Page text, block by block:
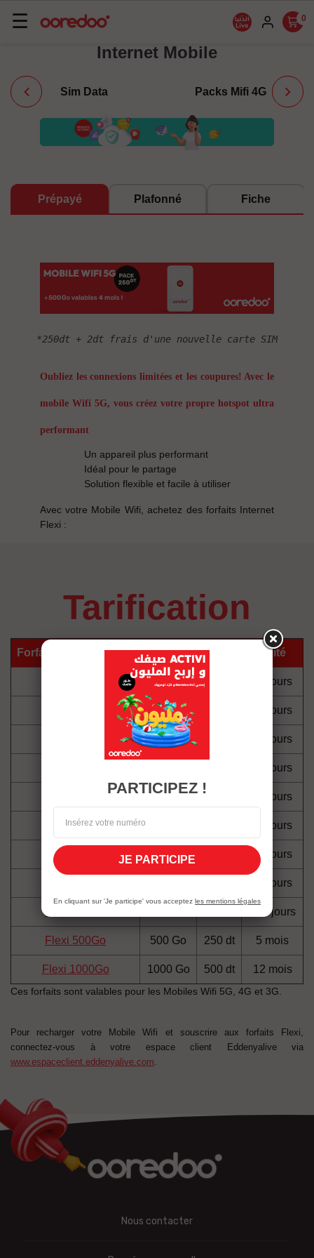
Basculer
navigation
☰ 0
Internet Mobile
Sim Data Packs Mifi 4G
Prépayé Plafonné Fiche
*250dt + 2dt frais d'une nouvelle carte SIM
Oubliez les connexions limitées et les coupures! Avec le
mobile Wifi 5G, vous créez votre propre hotspot ultra
performant
Un appareil plus performant
Idéal pour le partage
Solution flexible et facile à utiliser
Avec votre Mobile Wifi, achetez des forfaits Internet
Flexi :
tarification
Forfaits Internet Flexi Volume Prix Validité
1.25 Go 30 jours
4 Go 30 jours
6 Go 30 jours
30 jours
25 Go 30 jours
Flexi 30Go 30 jours
Flexi 55Go 55 Go 55 jours
90 jours
120 jours
Flexi 500Go 500 Go 250 dt 5 mois
Flexi 1000Go 1000 Go 500 dt 12 mois
Ces forfaits sont valables pour les Mobiles Wifi 5G, 4G et 3G.
Pour recharger votre Mobile Wifi et souscrire aux forfaits Flexi,
connectez-vous à votre espace client Eddenyalive via
www.espaceclient.eddenyalive.com.
Nous contacter
PARTICIPEZ !
JE PARTICIPE
En cliquant sur 'Je participe' vous acceptez les mentions légales